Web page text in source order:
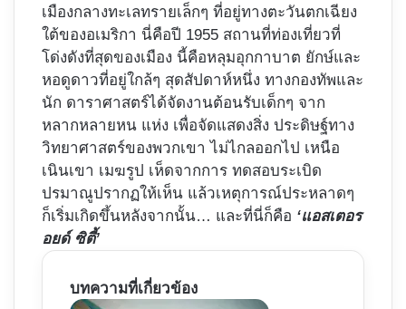
เมืองกลางทะเลทรายเล็กๆ ที่อยู่ทางตะวันตกเฉียง
ใต้ของอเมริกา นี่คือปี 1955 สถานที่ท่องเที่ยวที่
โด่งดังที่สุดของเมือง นี้คือหลุมอุกกาบาต ยักษ์และ
หอดูดาวที่อยู่ใกล้ๆ สุดสัปดาห์หนึ่ง ทางกองทัพและ
นัก ดาราศาสตร์ได้จัดงานต้อนรับเด็กๆ จาก
หลากหลายหน แห่ง เพื่อจัดแสดงสิ่ง ประดิษฐ์ทาง
วิทยาศาสตร์ของพวกเขา ไม่ไกลออกไป เหนือ
เนินเขา เมฆรูป เห็ดจากการ ทดสอบระเบิด
ปรมาณูปรากฏให้เห็น แล้วเหตุการณ์ประหลาดๆ
ก็เริ่มเกิดขึ้นหลังจากนั้น… และที่นี่ก็คือ ‘แอสเตอร
อยด์ ซิตี้’
บทความที่เกี่ยวข้อง